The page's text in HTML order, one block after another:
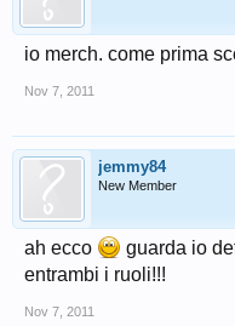
io merch. come prima
Nov 7, 2011
jemmy84
New Member
ah ecco
guarda io
entrambi i ruoli!!!
Nov 7, 2011